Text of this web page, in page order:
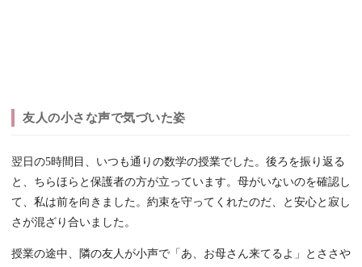
友人の小さな声で気づいた姿
翌日の5時間目、いつも通りの数学の授業でした。後ろを振り返る
と、ちらほらと保護者の方が立っています。母がいないのを確認し
て、私は前を向きました。約束を守ってくれたのだ、と安心と寂し
さが混ざり合いました。
授業の途中、隣の友人が小声で「あ、お母さん来てるよ」とささや